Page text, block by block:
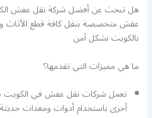
هل تبحث عن أفضل شركة نقل عفش
عفش متخصصة بنقل كافة قطع الأثاث
بالكويت بشكل آمن
ما هي مميزات التي تقدمها؟
تعمل شركات نقل عفش في الكويت
أخرى باستخدام أدوات ومعدات حديثة